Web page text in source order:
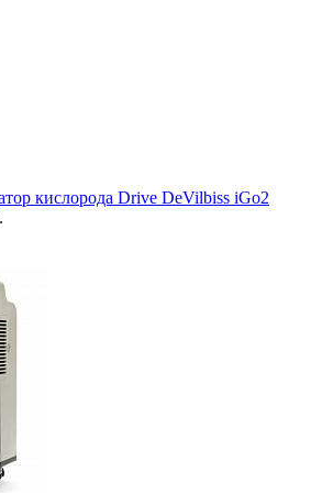
кислорода Drive DeVilbiss iGo2